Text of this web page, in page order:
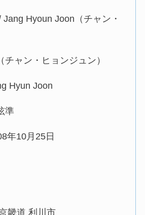
Hyoun Joon（チャン・
チャン・ヒョンジュン）
Hyun Joon
準
年10月25日
畿道 利川市